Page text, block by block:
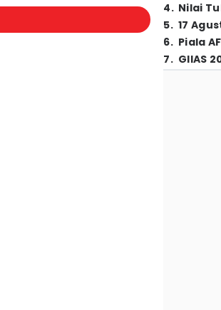
4. Nilai
5. 17
6. Piala
7. GIIAS